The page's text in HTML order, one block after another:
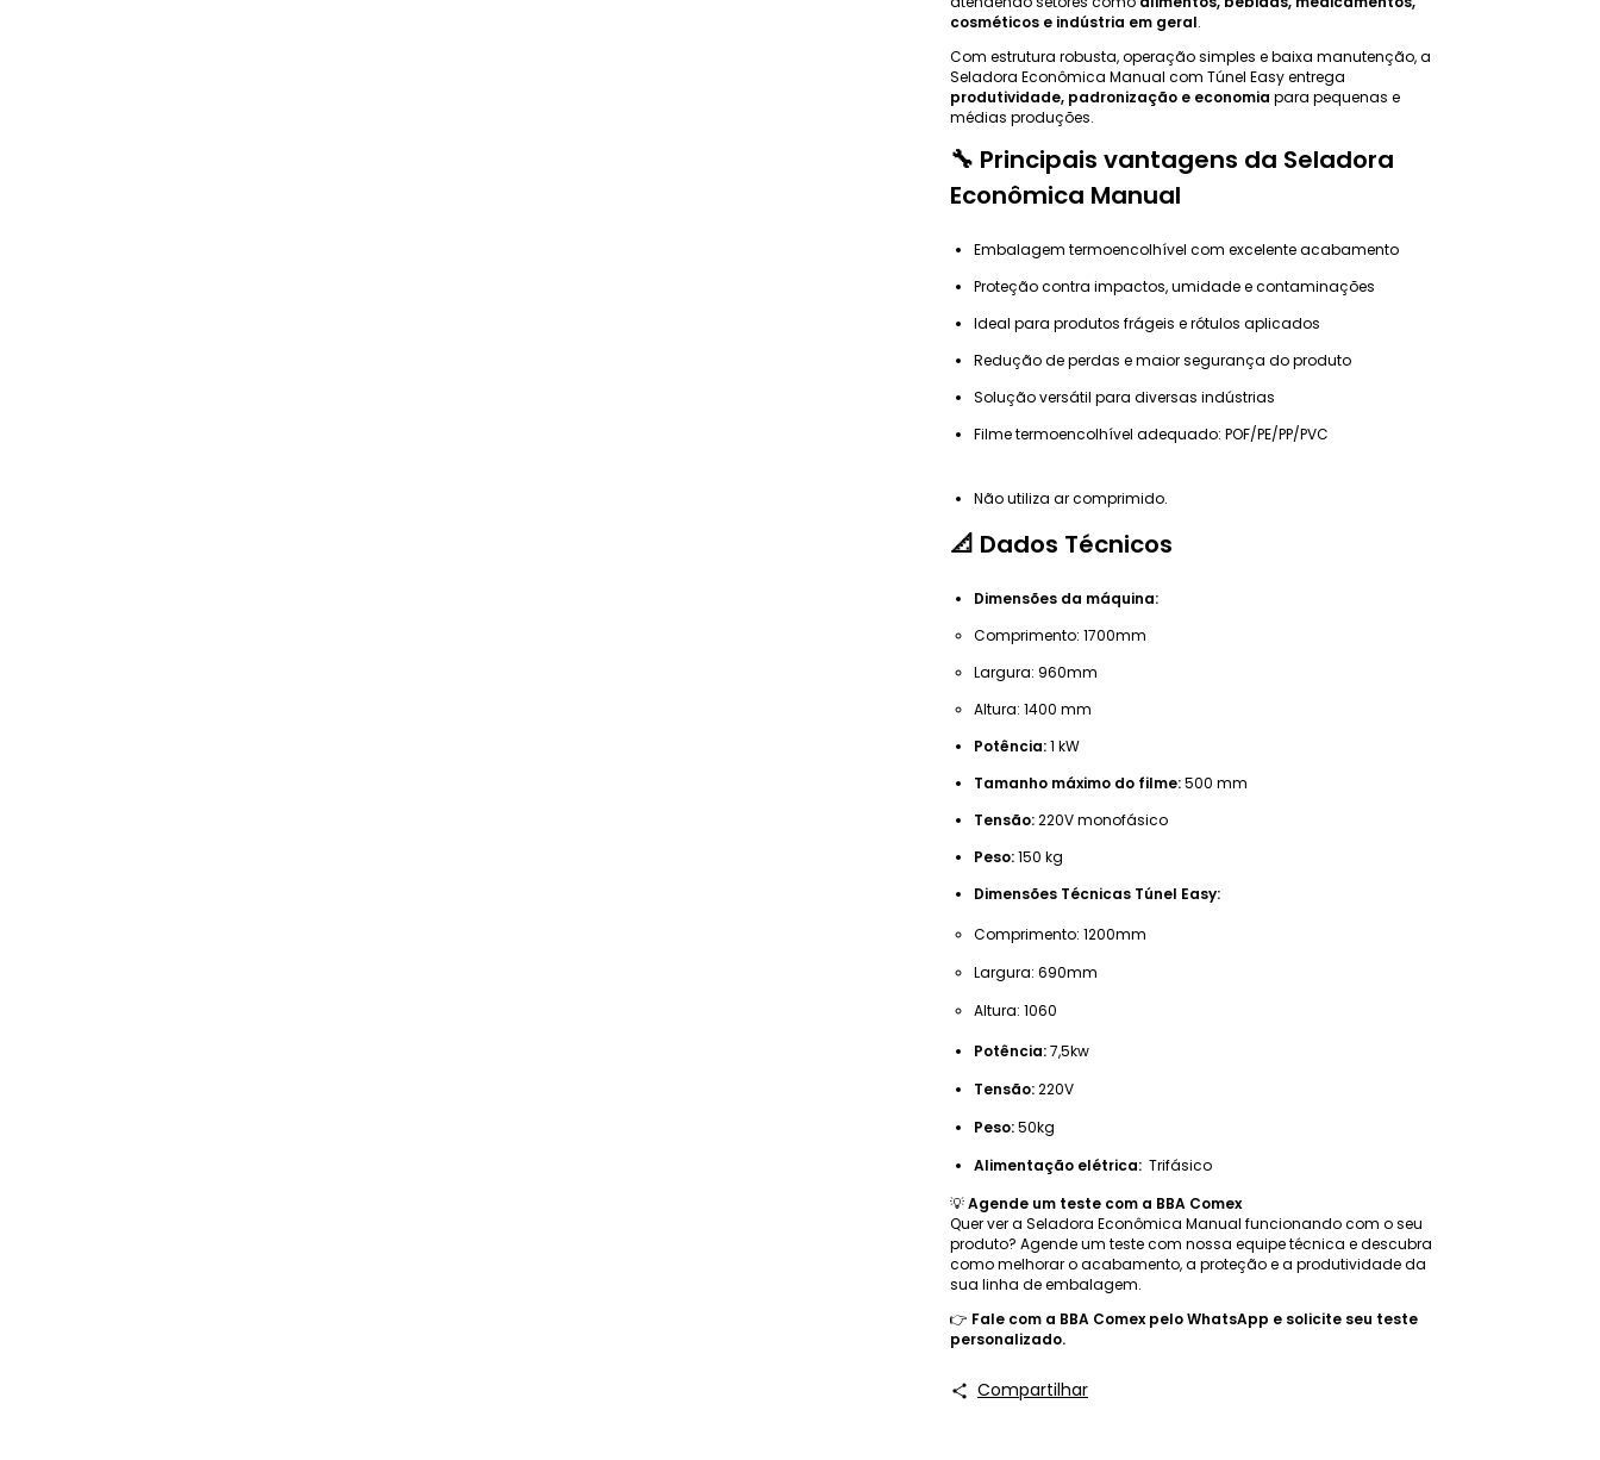
cosméticos e indústria em geral.
Com estrutura robusta, operação simples e baixa manutenção, a
Seladora Econômica Manual com Túnel Easy entrega
produtividade, padronização e economia para pequenas e
médias produções.
🔧 Principais vantagens da Seladora
Econômica Manual
Embalagem termoencolhível com excelente acabamento
Proteção contra impactos, umidade e contaminações
Ideal para produtos frágeis e rótulos aplicados
Redução de perdas e maior segurança do produto
Solução versátil para diversas indústrias
Filme termoencolhível adequado: POF/PE/PP/PVC
Não utiliza ar comprimido.
📐 Dados Técnicos
Dimensões da máquina:
Comprimento: 1700mm
Largura: 960mm
Altura: 1400 mm
Potência:1 kW
Tamanho máximo do filme:500 mm
Tensão:220V monofásico
Peso:150 kg
Dimensões Técnicas Túnel Easy:
Comprimento: 1200mm
Largura: 690mm
Altura: 1060
Potência:7,5kw
Tensão:220V
Peso:50kg
Alimentação elétrica: Trifásico
💡Agende um teste com a BBA Comex
Quer ver a Seladora Econômica Manual funcionando com o seu
produto? Agende um teste com nossa equipe técnica e descubra
como melhorar o acabamento, a proteção e a produtividade da
sua linha de embalagem.
👉 Fale com a BBA Comex pelo WhatsApp e solicite seu teste
personalizado.
Compartilhar